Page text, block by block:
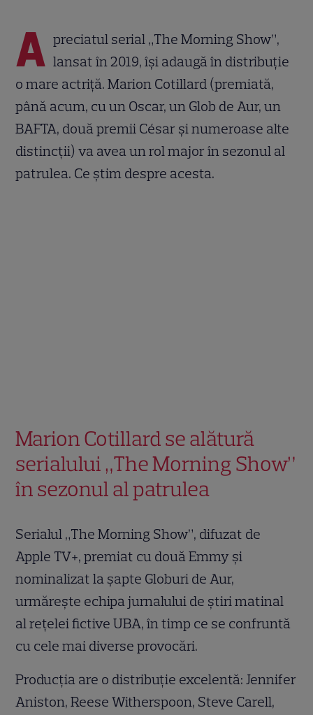
A preciatul serial „The Morning Show”,
lansat în 2019, își adaugă în distribuție
o mare actriță. Marion Cotillard (premiată,
până acum, cu un Oscar, un Glob de Aur, un
BAFTA, două premii César și numeroase alte
distincții) va avea un rol major în sezonul al
patrulea. Ce știm despre acesta.
Marion Cotillard se alătură
serialului „The Morning Show”
în sezonul al patrulea
Serialul „The Morning Show”, difuzat de
Apple TV+, premiat cu două Emmy și
nominalizat la șapte Globuri de Aur,
urmărește echipa jurnalului de știri matinal
al rețelei fictive UBA, în timp ce se confruntă
cu cele mai diverse provocări.
Producția are o distribuție excelentă: Jennifer
Aniston, Reese Witherspoon, Steve Carell,